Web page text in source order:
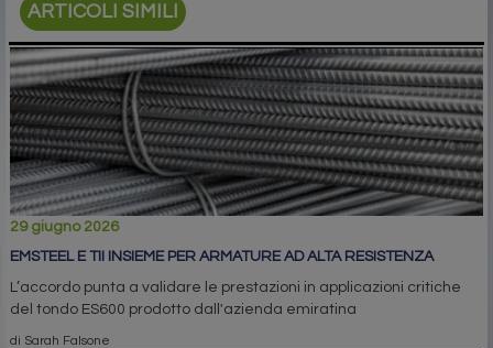
ARTICOLI SIMILI
29 giugno 2026
EMSTEEL E TII INSIEME PER ARMATURE AD ALTA RESISTENZA
L’accordo punta a validare le prestazioni in applicazioni critiche
del tondo ES600 prodotto dall'azienda emiratina
di Sarah Falsone